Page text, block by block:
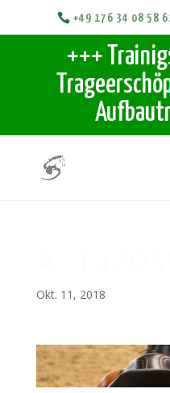
+49 176 34 08 58
+++
Okt. 11, 2018